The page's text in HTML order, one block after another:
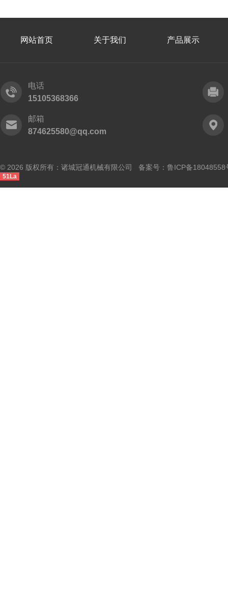
网站首页 关于我们 产品展示
电话
15105368366
邮箱
874625580@qq.com
© 2026 版权所有：诸城冠通机械有限公司 备案号： 鲁ICP备18048558
51La